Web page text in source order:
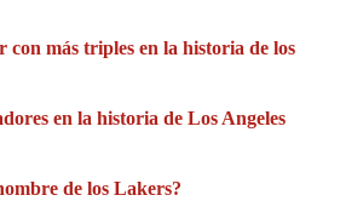
con más triples en la historia de los
en la historia de Los Angeles
de los Lakers?